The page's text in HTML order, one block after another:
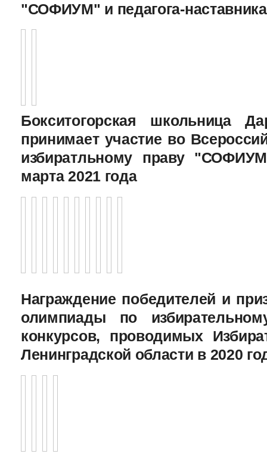
"СОФИУМ" и педагога-наставника
Бокситогорская школьница
принимает участие во
избиратльному праву
марта 2021 года
Награждение победителей и
олимпиады по
конкурсов, проводимых
Ленинградской области в 2020